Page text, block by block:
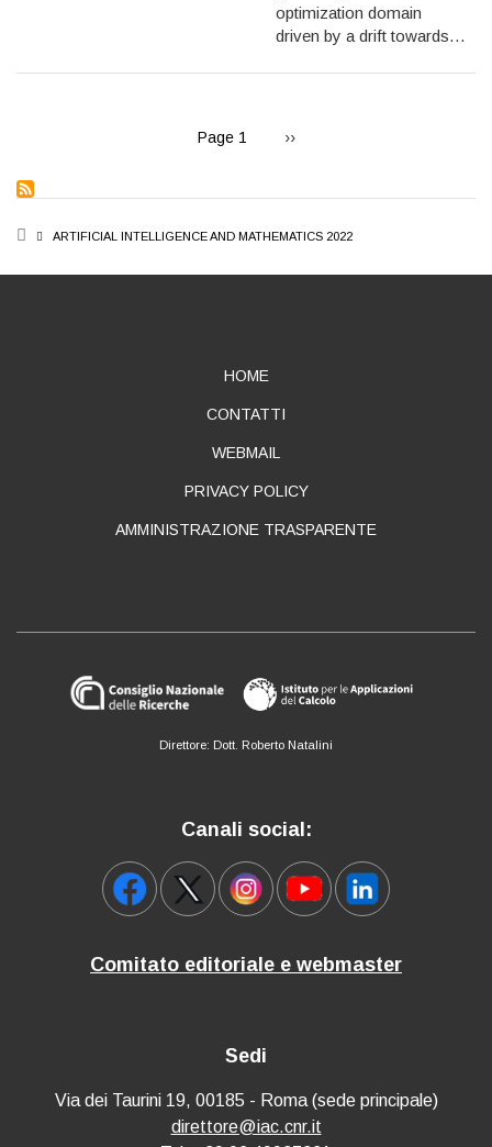
optimization domain
driven by a drift towards…
Page 1
Next
››
BREADCRUMB
ARTIFICIAL INTELLIGENCE AND MATHEMATICS 2022
HOME
CONTATTI
WEBMAIL
PRIVACY POLICY
AMMINISTRAZIONE TRASPARENTE
Direttore: Dott. Roberto Natalini
Canali social:
Comitato editoriale e webmaster
Sedi
Via dei Taurini 19, 00185 - Roma (sede principale)
direttore@iac.cnr.it